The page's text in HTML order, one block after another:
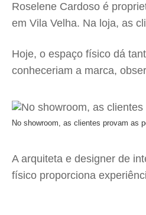
Roselene Cardoso é
em Vila Velha. Na loja, as
Hoje, o espaço físico dá
conheceriam a marca,
No showroom, as clientes provam as
A arquiteta e designer de
físico proporciona